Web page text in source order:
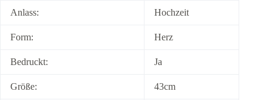
Anlass: Hochzeit
Form: Herz
Bedruckt: Ja
Größe: 43cm